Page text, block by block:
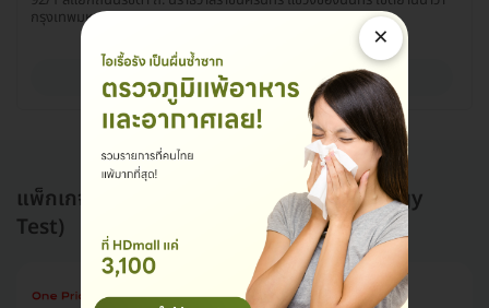
กรุงเทพมหานคร 10120
ดูรายละเอียด
แพ็กเกจอื่นใน ตรวจภูมิแพ้และภาวะแพ้ (Allergy
Test)
×